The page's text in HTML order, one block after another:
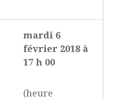
mardi 6
février 2018 à
17 h 00
(heure